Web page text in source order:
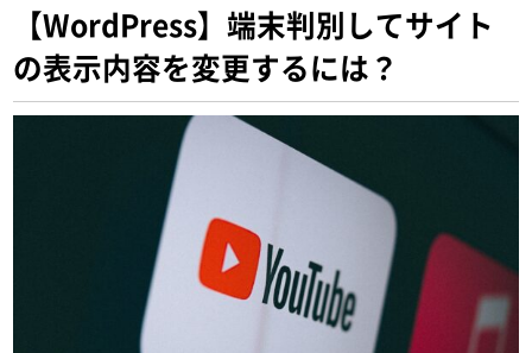
【WordPress】端末判別してサイト
の表示内容を変更するには？